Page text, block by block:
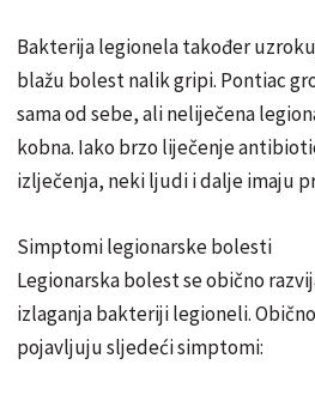
Bakterija legionela također
blažu bolest nalik gripi. Pontiac
sama od sebe, ali neliječena
kobna. Iako brzo liječenje
izlječenja, neki ljudi i dalje imaju
Simptomi legionarske bolesti
Legionarska bolest se obično
izlaganja bakteriji legioneli.
pojavljuju sljedeći simptomi: